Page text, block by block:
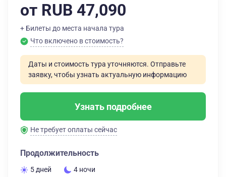
от RUB 47,090
+ Билеты до места начала тура
Что включено в стоимость?
Даты и стоимость тура уточняются. Отправьте
заявку, чтобы узнать актуальную информацию
Узнать подробнее
Не требует оплаты сейчас
Продолжительность
5 дней 4 ночи